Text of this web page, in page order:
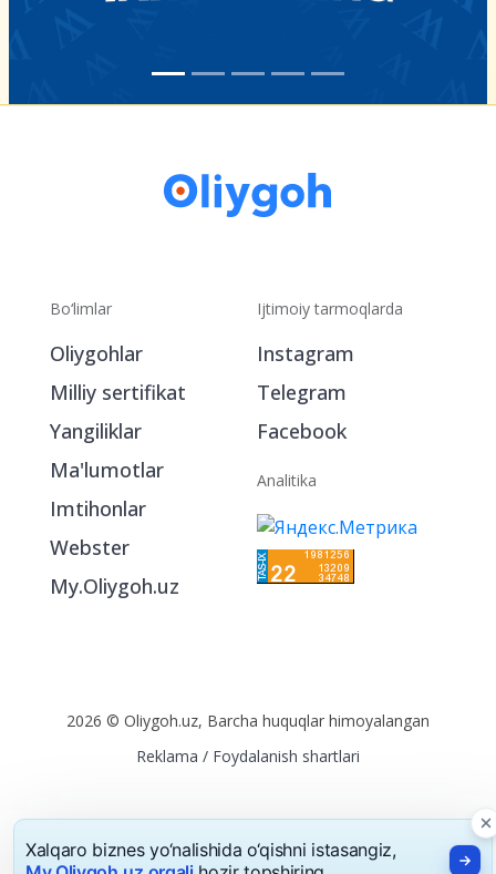
Bo‘limlar
Oliygohlar
Milliy sertifikat
Yangiliklar
Ma'lumotlar
Imtihonlar
Webster
My.Oliygoh.uz
Ijtimoiy tarmoqlarda
Instagram
Telegram
Facebook
Analitika
2026 © Oliygoh.uz, Barcha huquqlar himoyalangan
Reklama / Foydalanish shartlari
Xalqaro biznes yo‘nalishida o‘qishni istasangiz,